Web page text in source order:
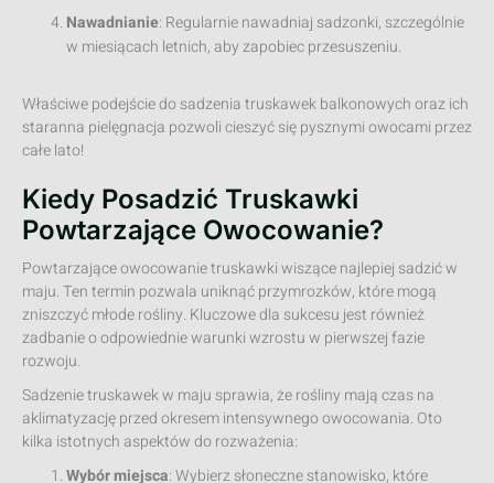
Nawadnianie: Regularnie nawadniaj sadzonki, szczególnie
w miesiącach letnich, aby zapobiec przesuszeniu.
Właściwe podejście do sadzenia truskawek balkonowych oraz ich
staranna pielęgnacja pozwoli cieszyć się pysznymi owocami przez
całe lato!
Kiedy Posadzić Truskawki
Powtarzające Owocowanie?
Powtarzające owocowanie truskawki wiszące najlepiej sadzić w
maju. Ten termin pozwala uniknąć przymrozków, które mogą
zniszczyć młode rośliny. Kluczowe dla sukcesu jest również
zadbanie o odpowiednie warunki wzrostu w pierwszej fazie
rozwoju.
Sadzenie truskawek w maju sprawia, że rośliny mają czas na
aklimatyzację przed okresem intensywnego owocowania. Oto
kilka istotnych aspektów do rozważenia:
Wybór miejsca: Wybierz słoneczne stanowisko, które